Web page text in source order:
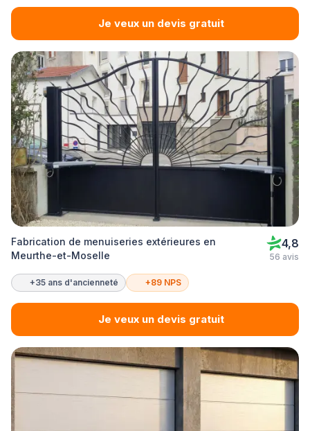
Je veux un devis gratuit
Fabrication de menuiseries extérieures en
Meurthe-et-Moselle
4,8
56 avis
+35 ans d'ancienneté +89 NPS
Je veux un devis gratuit